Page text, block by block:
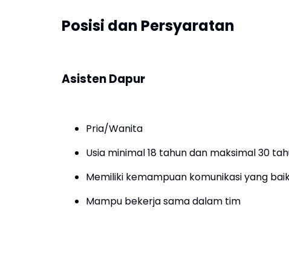
Posisi dan Persyaratan
Asisten Dapur
Pria/Wanita
Usia minimal 18 tahun dan maksimal 30
Memiliki kemampuan komunikasi yang
Mampu bekerja sama dalam tim